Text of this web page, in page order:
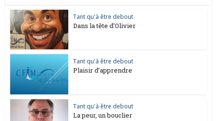
Tant qu'à être debout
Dans la tête d’Olivier
Tant qu'à être debout
Plaisir d’apprendre
Tant qu'à être debout
La peur, un bouclier